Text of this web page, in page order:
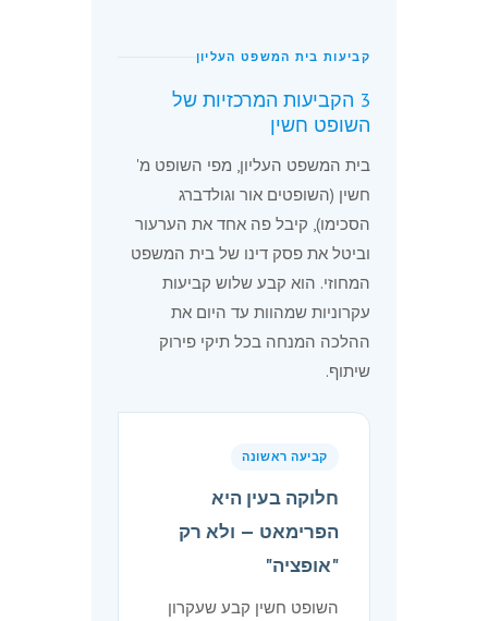
קביעות בית המשפט העליון
3 הקביעות המרכזיות של
השופט חשין
בית המשפט העליון, מפי השופט מ'
חשין (השופטים אור וגולדברג
הסכימו), קיבל פה אחד את הערעור
וביטל את פסק דינו של בית המשפט
המחוזי. הוא קבע שלוש קביעות
עקרוניות שמהוות עד היום את
ההלכה המנחה בכל תיקי פירוק
שיתוף.
קביעה ראשונה
חלוקה בעין היא
הפרימאט — ולא רק
"אופציה"
השופט חשין קבע שעקרון